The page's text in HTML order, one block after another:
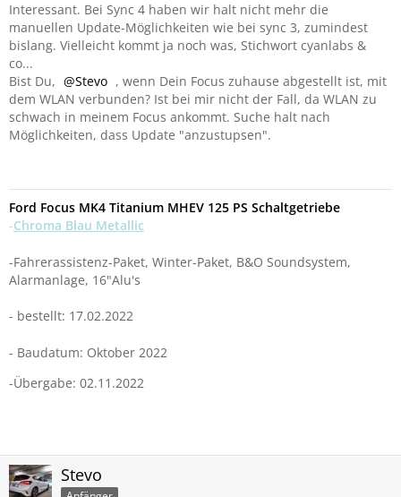
Interessant. Bei Sync 4 haben wir halt nicht mehr die
manuellen Update-Möglichkeiten wie bei sync 3, zumindest
bislang. Vielleicht kommt ja noch was, Stichwort cyanlabs &
co...
Bist Du,
Stevo , wenn Dein Focus zuhause abgestellt ist, mit
dem WLAN verbunden? Ist bei mir nicht der Fall, da WLAN zu
schwach in meinem Focus ankommt. Suche halt nach
Möglichkeiten, dass Update "anzustupsen".
Ford Focus MK4 Titanium MHEV 125 PS Schaltgetriebe
-Chroma Blau Metallic
-Fahrerassistenz-Paket, Winter-Paket, B&O Soundsystem,
Alarmanlage, 16"Alu's
- bestellt: 17.02.2022
- Baudatum: Oktober 2022
-Übergabe: 02.11.2022
Stevo